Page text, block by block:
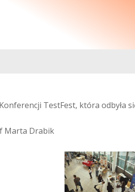
TestFest, która odbyła
Marta Drabik